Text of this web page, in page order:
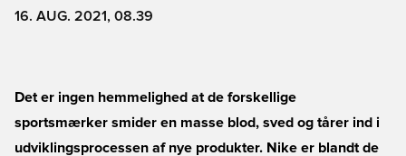
16. AUG. 2021, 08.39
Det er ingen hemmelighed at de forskellige
sportsmærker smider en masse blod, sved og tårer ind i
udviklingsprocessen af nye produkter. Nike er blandt de